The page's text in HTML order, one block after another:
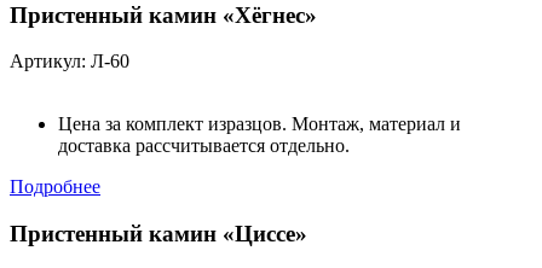
Пристенный камин «Хёгнес»
Артикул: Л-60
Цена за комплект изразцов. Монтаж, материал и
доставка рассчитывается отдельно.
Подробнее
Пристенный камин «Циссе»